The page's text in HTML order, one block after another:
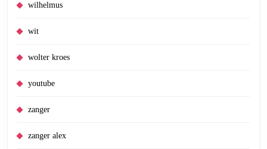
wilhelmus
wit
wolter kroes
youtube
zanger
zanger alex